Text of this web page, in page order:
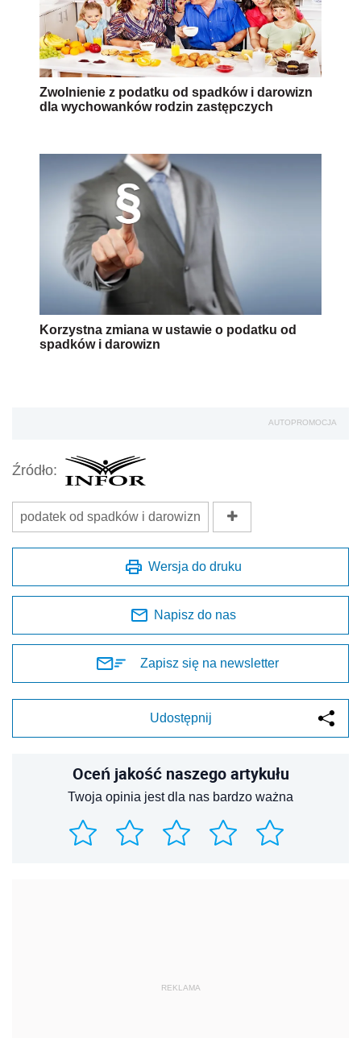
Zwolnienie z podatku od spadków i darowizn
dla wychowanków rodzin zastępczych
Korzystna zmiana w ustawie o podatku od
spadków i darowizn
AUTOPROMOCJA
Źródło:
podatek od spadków i darowizn
Wersja do druku
Napisz do nas
Zapisz się na newsletter
Udostępnij
Oceń jakość naszego artykułu
Twoja opinia jest dla nas bardzo ważna
REKLAMA